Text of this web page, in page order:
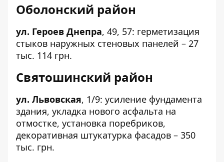
Оболонский район
ул. Героев Днепра, 49, 57: герметизация
стыков наружных стеновых панелей – 27
тыс. 114 грн.
Святошинский район
ул. Львовская, 1/9: усиление фундамента
здания, укладка нового асфальта на
отмостке, установка поребриков,
декоративная штукатурка фасадов – 350
тыс. грн.